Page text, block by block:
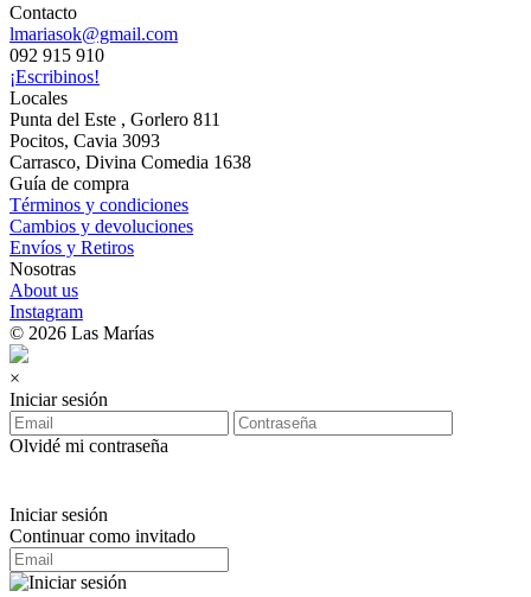
Contacto
lmariasok@gmail.com
092 915 910
¡Escribinos!
Locales
Punta del Este , Gorlero 811
Pocitos, Cavia 3093
Carrasco, Divina Comedia 1638
Guía de compra
Términos y condiciones
Cambios y devoluciones
Envíos y Retiros
Nosotras
About us
Instagram
© 2026 Las Marías
×
Iniciar sesión
Olvidé mi contraseña
Iniciar sesión
Continuar como invitado